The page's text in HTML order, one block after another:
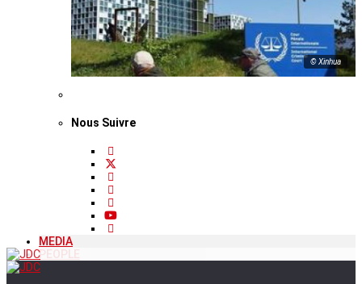
© Xinhua
Nous Suivre
MEDIA
PEOPLE